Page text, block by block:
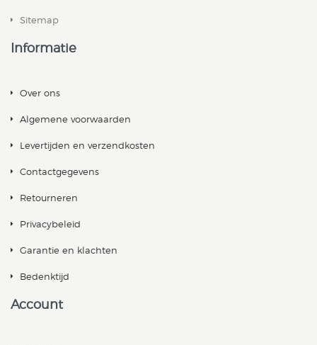
Sitemap
Informatie
Over ons
Algemene voorwaarden
Levertijden en verzendkosten
Contactgegevens
Retourneren
Privacybeleid
Garantie en klachten
Bedenktijd
Account